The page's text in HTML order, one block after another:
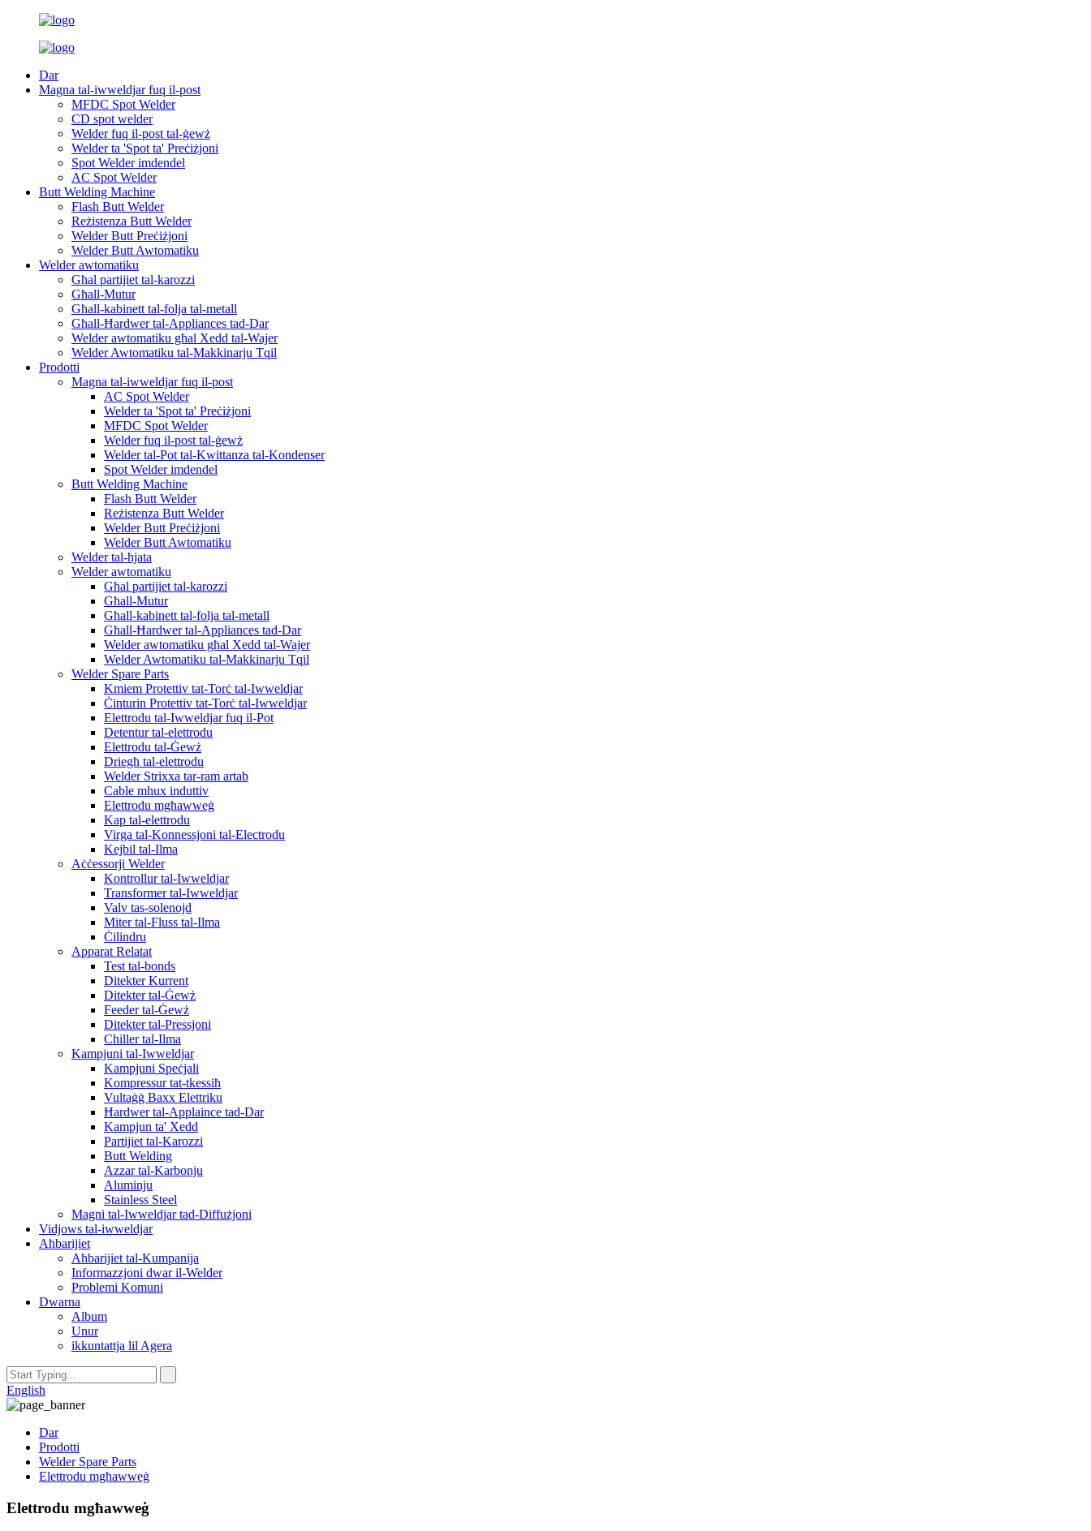
Dar
Magna tal-iwweldjar fuq il-post
MFDC Spot Welder
CD spot welder
Welder fuq il-post tal-ġewż
Welder ta 'Spot ta' Preċiżjoni
Spot Welder imdendel
AC Spot Welder
Butt Welding Machine
Flash Butt Welder
Reżistenza Butt Welder
Welder Butt Preċiżjoni
Welder Butt Awtomatiku
Welder awtomatiku
Għal partijiet tal-karozzi
Għall-Mutur
Għall-kabinett tal-folja tal-metall
Għall-Ħardwer tal-Appliances tad-Dar
Welder awtomatiku għal Xedd tal-Wajer
Welder Awtomatiku tal-Makkinarju Tqil
Prodotti
Magna tal-iwweldjar fuq il-post
AC Spot Welder
Welder ta 'Spot ta' Preċiżjoni
MFDC Spot Welder
Welder fuq il-post tal-ġewż
Welder tal-Pot tal-Kwittanza tal-Kondenser
Spot Welder imdendel
Butt Welding Machine
Flash Butt Welder
Reżistenza Butt Welder
Welder Butt Preċiżjoni
Welder Butt Awtomatiku
Welder tal-ħjata
Welder awtomatiku
Għal partijiet tal-karozzi
Għall-Mutur
Għall-kabinett tal-folja tal-metall
Għall-Ħardwer tal-Appliances tad-Dar
Welder awtomatiku għal Xedd tal-Wajer
Welder Awtomatiku tal-Makkinarju Tqil
Welder Spare Parts
Kmiem Protettiv tat-Torċ tal-Iwweldjar
Ċinturin Protettiv tat-Torċ tal-Iwweldjar
Elettrodu tal-Iwweldjar fuq il-Pot
Detentur tal-elettrodu
Elettrodu tal-Ġewż
Driegħ tal-elettrodu
Welder Strixxa tar-ram artab
Cable mhux induttiv
Elettrodu mgħawweġ
Kap tal-elettrodu
Virga tal-Konnessjoni tal-Electrodu
Kejbil tal-Ilma
Aċċessorji Welder
Kontrollur tal-Iwweldjar
Transformer tal-Iwweldjar
Valv tas-solenojd
Miter tal-Fluss tal-Ilma
Ċilindru
Apparat Relatat
Test tal-bonds
Ditekter Kurrent
Ditekter tal-Ġewż
Feeder tal-Ġewż
Ditekter tal-Pressjoni
Chiller tal-Ilma
Kampjuni tal-Iwweldjar
Kampjuni Speċjali
Kompressur tat-tkessiħ
Vultaġġ Baxx Elettriku
Ħardwer tal-Applaince tad-Dar
Kampjun ta' Xedd
Partijiet tal-Karozzi
Butt Welding
Azzar tal-Karbonju
Aluminju
Stainless Steel
Magni tal-Iwweldjar tad-Diffużjoni
Vidjows tal-iwweldjar
Aħbarijiet
Aħbarijiet tal-Kumpanija
Informazzjoni dwar il-Welder
Problemi Komuni
Dwarna
Album
Unur
ikkuntattja lil Agera
English
Dar
Prodotti
Welder Spare Parts
Elettrodu mgħawweġ
Elettrodu mgħawweġ